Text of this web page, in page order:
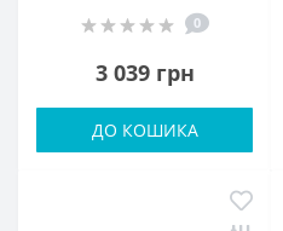
0
3 039 грн
ДО КОШИКА